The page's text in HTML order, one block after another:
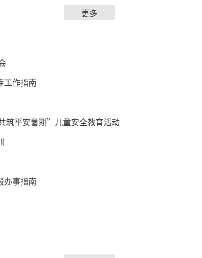
更多
作指南
筑平安暑期”儿童安全教育活动
办事指南